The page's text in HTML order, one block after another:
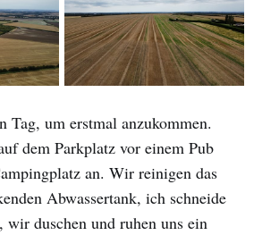
Tag, um erstmal anzukommen.
dem Parkplatz vor einem Pub
an. Wir reinigen das
Abwassertank, ich schneide
duschen und ruhen uns ein